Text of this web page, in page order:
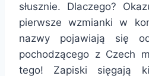
słusznie. Dlaczego?
pierwsze wzmianki w
nazwy pojawiają się
pochodzącego z Czech
tego! Zapiski sięgają